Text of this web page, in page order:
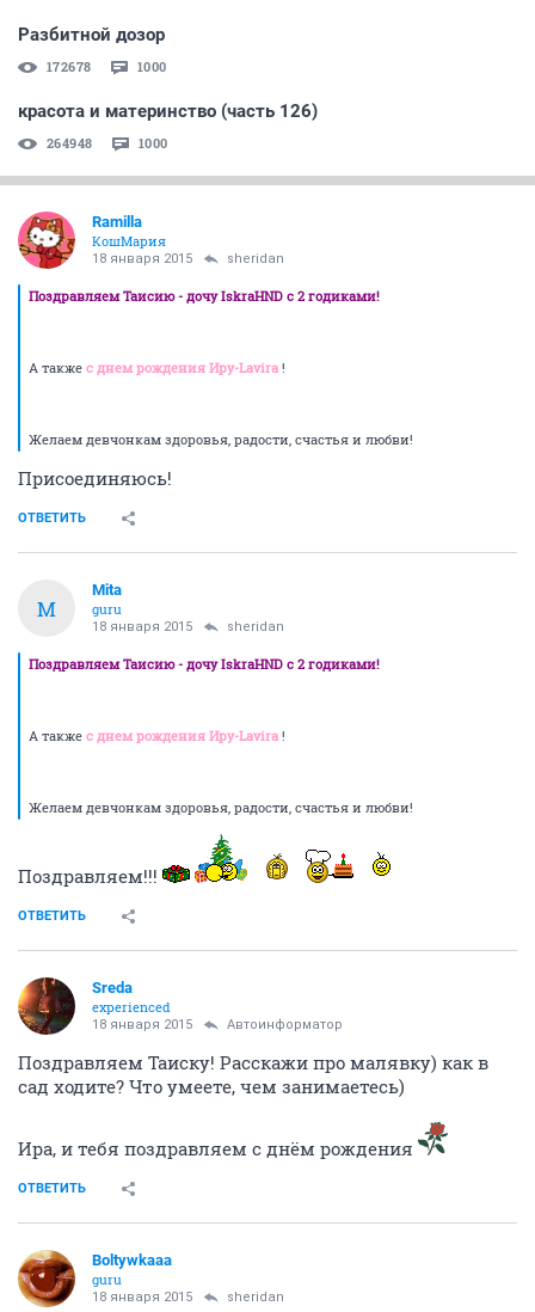
Разбитной дозор
172678 1000
красота и материнство (часть 126)
264948 1000
Ramilla
КошМария
18 января 2015 sheridan
Поздравляем Таисию - дочу IskraHND с 2 годиками!
А также с днем рождения Иру-Lavira !
Желаем девчонкам здоровья, радости, счастья и любви!
Присоединяюсь!
ОТВЕТИТЬ
M
Mita
guru
18 января 2015 sheridan
Поздравляем Таисию - дочу IskraHND с 2 годиками!
А также с днем рождения Иру-Lavira !
Желаем девчонкам здоровья, радости, счастья и любви!
Поздравляем!!!
ОТВЕТИТЬ
Sreda
experienced
18 января 2015 Автоинформатор
Поздравляем Таиску! Расскажи про малявку) как в
сад ходите? Что умеете, чем занимаетесь)
Ира, и тебя поздравляем с днём рождения
ОТВЕТИТЬ
Boltywkaaa
guru
18 января 2015 sheridan